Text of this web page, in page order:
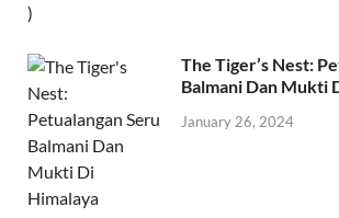
The Tiger’s Nest:
Balmani Dan Mukti
January 26, 2024